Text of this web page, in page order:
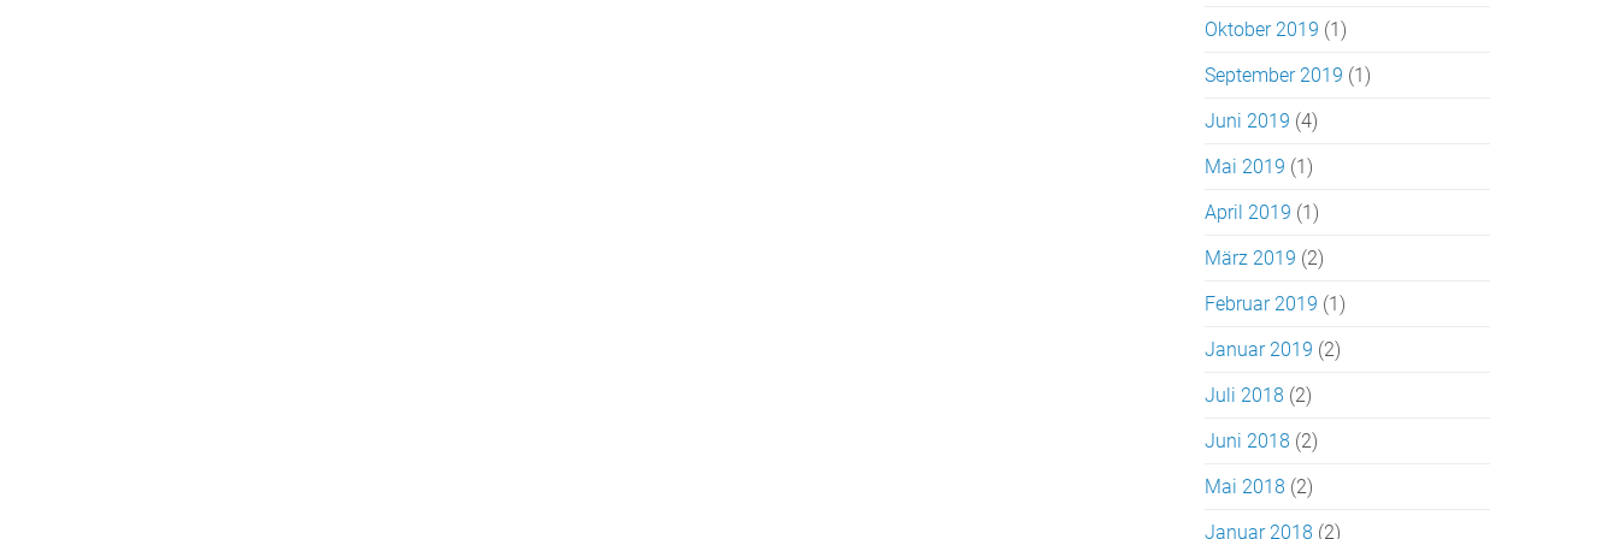
Oktober 2019 (1)
September 2019 (1)
Juni 2019 (4)
Mai 2019 (1)
April 2019 (1)
März 2019 (2)
Februar 2019 (1)
Januar 2019 (2)
Juli 2018 (2)
Juni 2018 (2)
Mai 2018 (2)
Januar 2018 (2)